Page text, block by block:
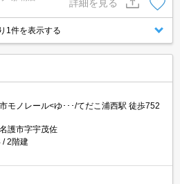
詳細を見る
1件を表示する
モノレール<ゆ･･･/てだこ浦西駅 徒歩752
護市字宇茂佐
2階建